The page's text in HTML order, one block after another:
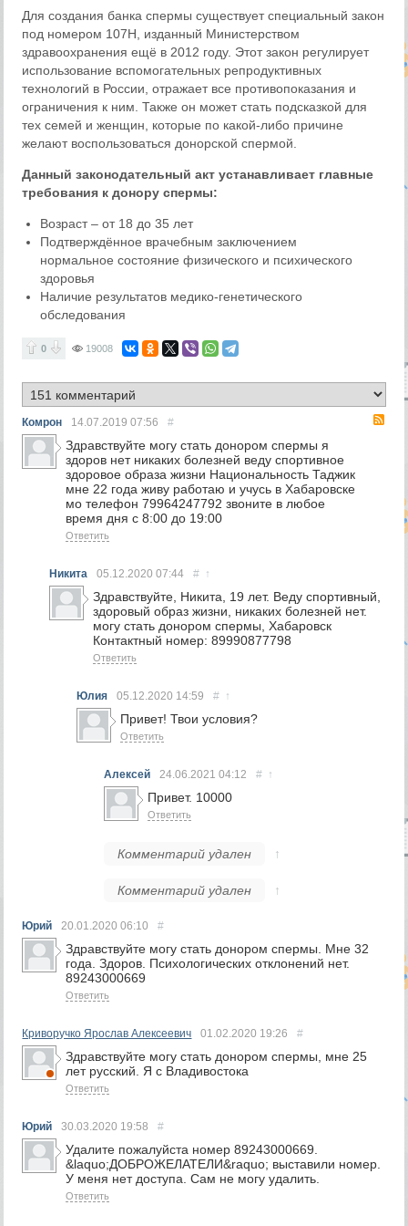
Для создания банка спермы существует специальный закон
под номером 107Н, изданный Министерством
здравоохранения ещё в 2012 году. Этот закон регулирует
использование вспомогательных репродуктивных
технологий в России, отражает все противопоказания и
ограничения к ним. Также он может стать подсказкой для
тех семей и женщин, которые по какой-либо причине
желают воспользоваться донорской спермой.
Данный законодательный акт устанавливает главные
требования к донору спермы:
Возраст – от 18 до 35 лет
Подтверждённое врачебным заключением
нормальное состояние физического и психического
здоровья
Наличие результатов медико-генетического
обследования
0 19008
Комрон 14.07.2019 07:56 #
Здравствуйте могу стать донором спермы я
здоров нет никаких болезней веду спортивное
здоровое образа жизни Национальность Таджик
мне 22 года живу работаю и учусь в Хабаровске
мо телефон 79964247792 звоните в любое
время дня с 8:00 до 19:00
Ответить
Никита 05.12.2020 07:44 # ↑
Здравствуйте, Никита, 19 лет. Веду спортивный,
здоровый образ жизни, никаких болезней нет.
могу стать донором спермы, Хабаровск
Контактный номер: 89990877798
Ответить
Юлия 05.12.2020 14:59 # ↑
Привет! Твои условия?
Ответить
Алексей 24.06.2021 04:12 # ↑
Привет. 10000
Ответить
Комментарий удален ↑
Комментарий удален ↑
Юрий 20.01.2020 06:10 #
Здравствуйте могу стать донором спермы. Мне 32
года. Здоров. Психологических отклонений нет.
89243000669
Ответить
Криворучко Ярослав Алексеевич 01.02.2020 19:26 #
Здравствуйте могу стать донором спермы, мне 25
лет русский. Я с Владивостока
Ответить
Юрий 30.03.2020 19:58 #
Удалите пожалуйста номер 89243000669.
&laquo;ДОБРОЖЕЛАТЕЛИ&raquo; выставили номер.
У меня нет доступа. Сам не могу удалить.
Ответить